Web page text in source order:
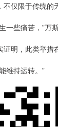
限于传统的
些痛苦，”万斯
，此类举措
维持运转。”